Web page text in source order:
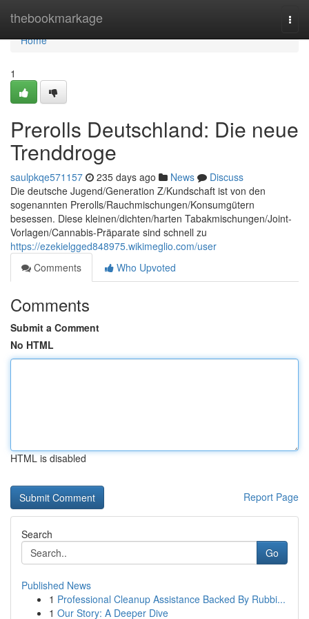
thebookmarkage
Home
Home
1
Prerolls Deutschland: Die neue
Trenddroge
saulpkqe571157 235 days ago News
Discuss
Die deutsche Jugend/Generation Z/Kundschaft ist von den
sogenannten Prerolls/Rauchmischungen/Konsumgütern
besessen. Diese kleinen/dichten/harten Tabakmischungen/Joint-
Vorlagen/Cannabis-Präparate sind schnell zu
https://ezekielgged848975.wikimeglio.com/user
Comments
Who Upvoted
Comments
Submit a Comment
No HTML
HTML is disabled
Report Page
Search
Go
Published News
1 Professional Cleanup Assistance Backed By Rubbi...
1 Our Story: A Deeper Dive